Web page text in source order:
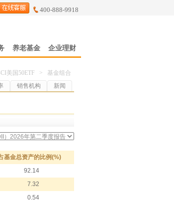
400-888-9918
养老基金 企业理财
美国50ETF > 基金组合
销售机构 新闻
基金总资产的比例(%)
92.14
7.32
0.54